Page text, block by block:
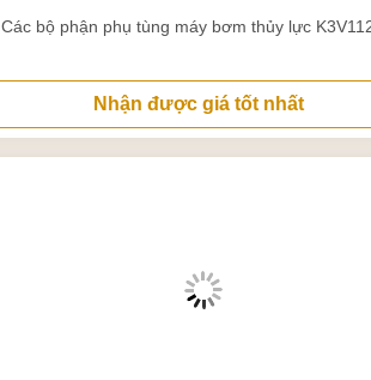
Các bộ phận phụ tùng máy bơm thủy lực
Nhận được giá tốt nhất